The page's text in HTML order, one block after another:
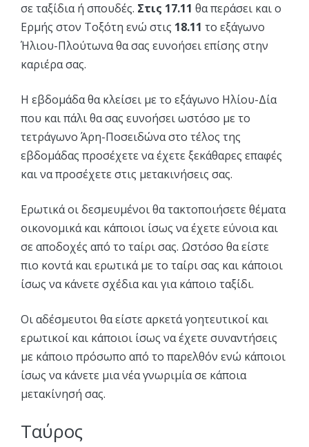
σε ταξίδια ή σπουδές. Στις 17.11 θα περάσει και ο
Ερμής στον Τοξότη ενώ στις 18.11 το εξάγωνο
Ήλιου-Πλούτωνα θα σας ευνοήσει επίσης στην
καριέρα σας.
Η εβδομάδα θα κλείσει με το εξάγωνο Ηλίου-Δία
που και πάλι θα σας ευνοήσει ωστόσο με το
τετράγωνο Άρη-Ποσειδώνα στο τέλος της
εβδομάδας προσέχετε να έχετε ξεκάθαρες επαφές
και να προσέχετε στις μετακινήσεις σας.
Ερωτικά οι δεσμευμένοι θα τακτοποιήσετε θέματα
οικονομικά και κάποιοι ίσως να έχετε εύνοια και
σε αποδοχές από το ταίρι σας. Ωστόσο θα είστε
πιο κοντά και ερωτικά με το ταίρι σας και κάποιοι
ίσως να κάνετε σχέδια και για κάποιο ταξίδι.
Οι αδέσμευτοι θα είστε αρκετά γοητευτικοί και
ερωτικοί και κάποιοι ίσως να έχετε συναντήσεις
με κάποιο πρόσωπο από το παρελθόν ενώ κάποιοι
ίσως να κάνετε μια νέα γνωριμία σε κάποια
μετακίνησή σας.
Ταύρος